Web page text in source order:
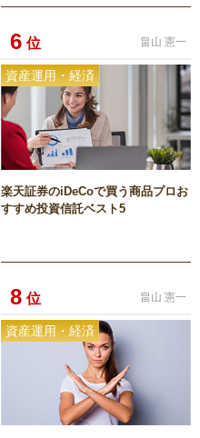
6 位
資産運用・経済
畠山 憲一
楽天証券のiDeCoで買う商品プロお
すすめ投資信託ベスト5
8 位
資産運用・経済
畠山 憲一